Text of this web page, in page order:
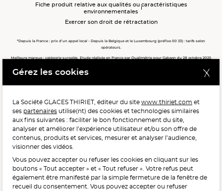
Fiche produit relative aux qualités ou caractéristiques
environnementales
Exercer son droit de rétractation
*Depuis la France : prix d’un appel local - Depuis la Belgique et le Luxembourg (préfixe 00 33) : tarifs selon
opérateurs.
Meilleure marque : catégorie surgelés. Etude réalisée en France par Qualimétrie pour Gabaon du 28 octobre 2025
Meilleure chaîne de magasins, Meilleur e-commerçant, Meilleure relation clients : catégorie surgelés. Étude
POUR VOTRE SANTÉ, MANGEZ AU MOINS CINQ FRUITS ET
LÉGUMES PAR JOUR.WWW.MANGERBOUGER.FR
L'abus d'alcool est dangereux pour la santé, à consommer
avec modération.
Gérez les cookies
La Société GLACES THIRIET, éditeur du site www.thiriet.com et
ses partenaires utilise(nt) des cookies et technologies similaires
aux fins suivantes : faciliter le bon fonctionnement du site,
analyser et améliorer l’expérience utilisateur et/ou son offre de
contenus, produits et services, mesurer et analyser l’audience,
visionner des vidéos.
Vous pouvez accepter ou refuser les cookies en cliquant sur les
boutons « Tout accepter » et « Tout refuser ». Votre refus peut
également être manifesté par la simple fermeture de la fenêtre de
recueil du consentement. Vous pouvez accepter ou refuser